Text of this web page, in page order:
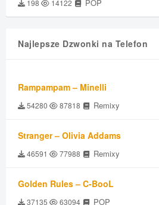
198 14122 POP
Najlepsze Dzwonki na Telefon
Rampampam – Minelli
54280 87818 Remixy
Stranger – Olivia Addams
46591 77988 Remixy
Golden Rules – C-BooL
37135 63094 POP